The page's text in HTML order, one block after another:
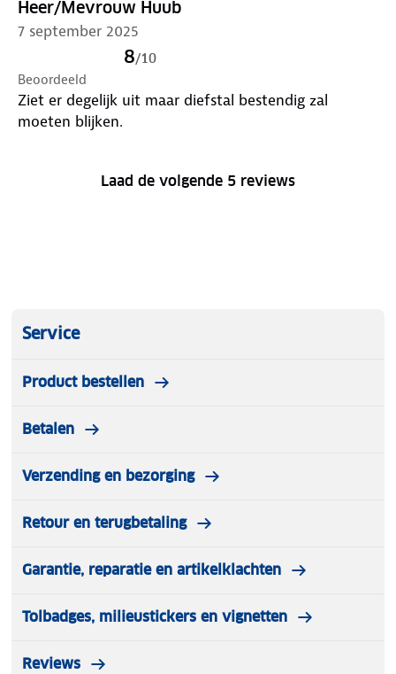
Heer/Mevrouw Huub
7 september 2025
8/10
Beoordeeld
Ziet er degelijk uit maar diefstal bestendig zal
moeten blijken.
Laad de volgende 5 reviews
Service
Product bestellen
Betalen
Verzending en bezorging
Retour en terugbetaling
Garantie, reparatie en artikelklachten
Tolbadges, milieustickers en vignetten
Reviews